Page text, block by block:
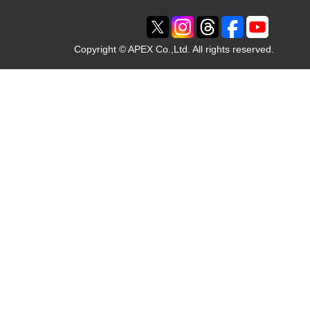
Copyright © APEX Co.,Ltd. All rights reserved.